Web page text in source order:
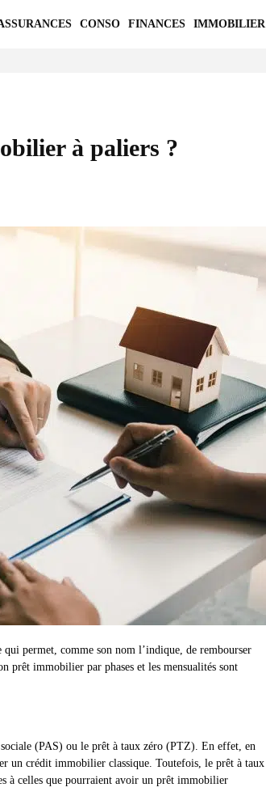
CONSO FINANCES IMMOBILIER
à paliers ?
permet, comme son nom l’indique, de rembourser
prêt immobilier par phases et les mensualités sont
(PAS) ou le prêt à taux zéro (PTZ). En effet, en
un crédit immobilier classique. Toutefois, le prêt à taux
à celles que pourraient avoir un prêt immobilier